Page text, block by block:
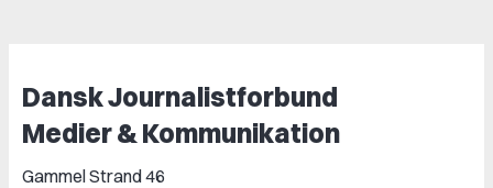
Dansk Journalistforbund
Medier & Kommunikation
Gammel Strand 46